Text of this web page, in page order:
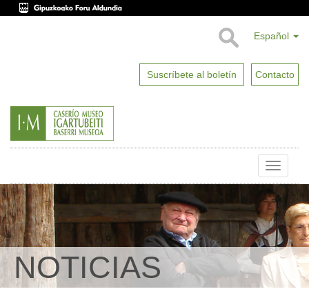
Español
Suscríbete al boletín Contacto
Toggle
NOTICIAS